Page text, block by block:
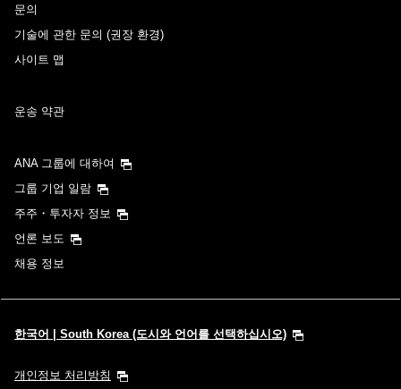
문의
기술에 관한 문의 (권장 환경)
사이트 맵
운송 약관
ANA 그룹에 대하여
그룹 기업 일람
주주・투자자 정보
언론 보도
채용 정보
한국어 | South Korea (도시와 언어를 선택하십시오)
개인정보 처리방침